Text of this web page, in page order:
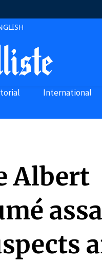
International
Albert